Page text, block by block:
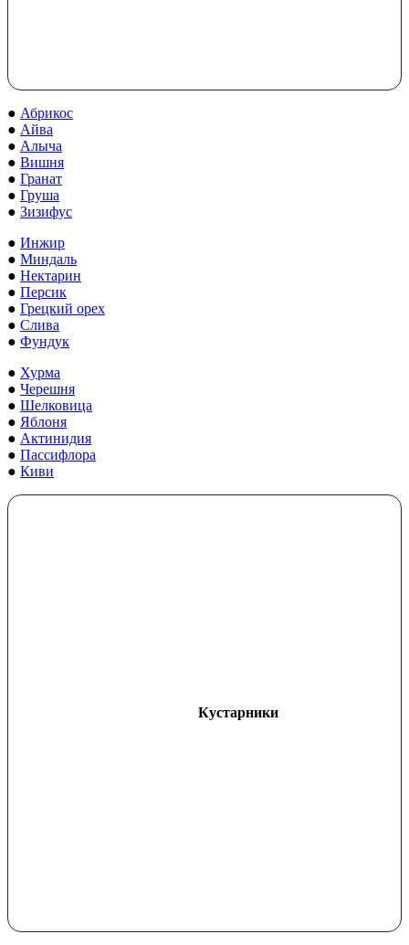
● Абрикос
● Айва
● Алыча
● Вишня
● Гранат
● Груша
● Зизифус
● Инжир
● Миндаль
● Нектарин
● Персик
● Грецкий орех
● Слива
● Фундук
● Хурма
● Черешня
● Шелковица
● Яблоня
● Актинидия
● Пассифлора
● Киви
Кустарники